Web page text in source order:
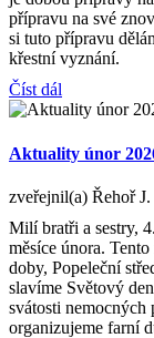
přípravu na své
si tuto přípravu
křestní vyznání.
Číst dál
Aktuality únor
zveřejnil(a) Řehoř
Milí bratři a sestry,
měsíce února.
doby, Popeleční
slavíme Světový
svátosti nemocných
organizujeme farní